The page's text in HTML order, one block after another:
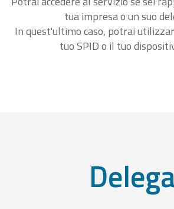
tua impresa o un suo
In quest'ultimo caso, potrai
tuo SPID o il tuo
Delega